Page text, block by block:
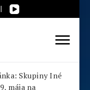
Skupiny Iné
mája na